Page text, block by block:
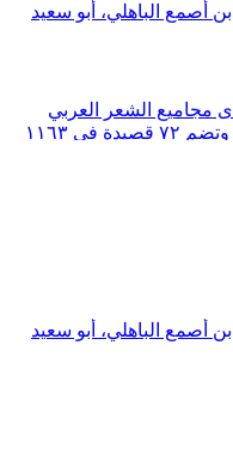
أصمع الباهلي، أبو سعيد
2، ذخائر العرب 83 - إحدى مجاميع الشعر العربي
الأولى، وهي اختيارات الإمام الأصمعي، وتضم ٧٢ قصيدة في ١١٦٣
وشعراء هذه المجموعة
إسلاميون. إلا أن
مع أنهما وصلانا
الأصمعي)
أصمع الباهلي، أبو سعيد